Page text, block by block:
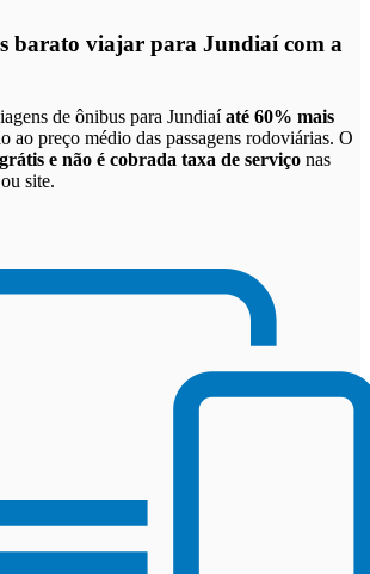
barato viajar para Jundiaí com a
de ônibus para Jundiaíaté 60% mais
ao preço médio das passagens rodoviárias. O
e não é cobrada taxa de serviço nas
site.